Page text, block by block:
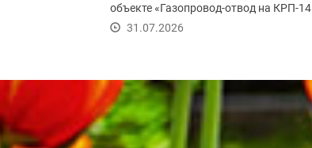
объекте «Газопровод-отвод на КРП-14
Ду-1020 мм 2-я...
31.07.2026